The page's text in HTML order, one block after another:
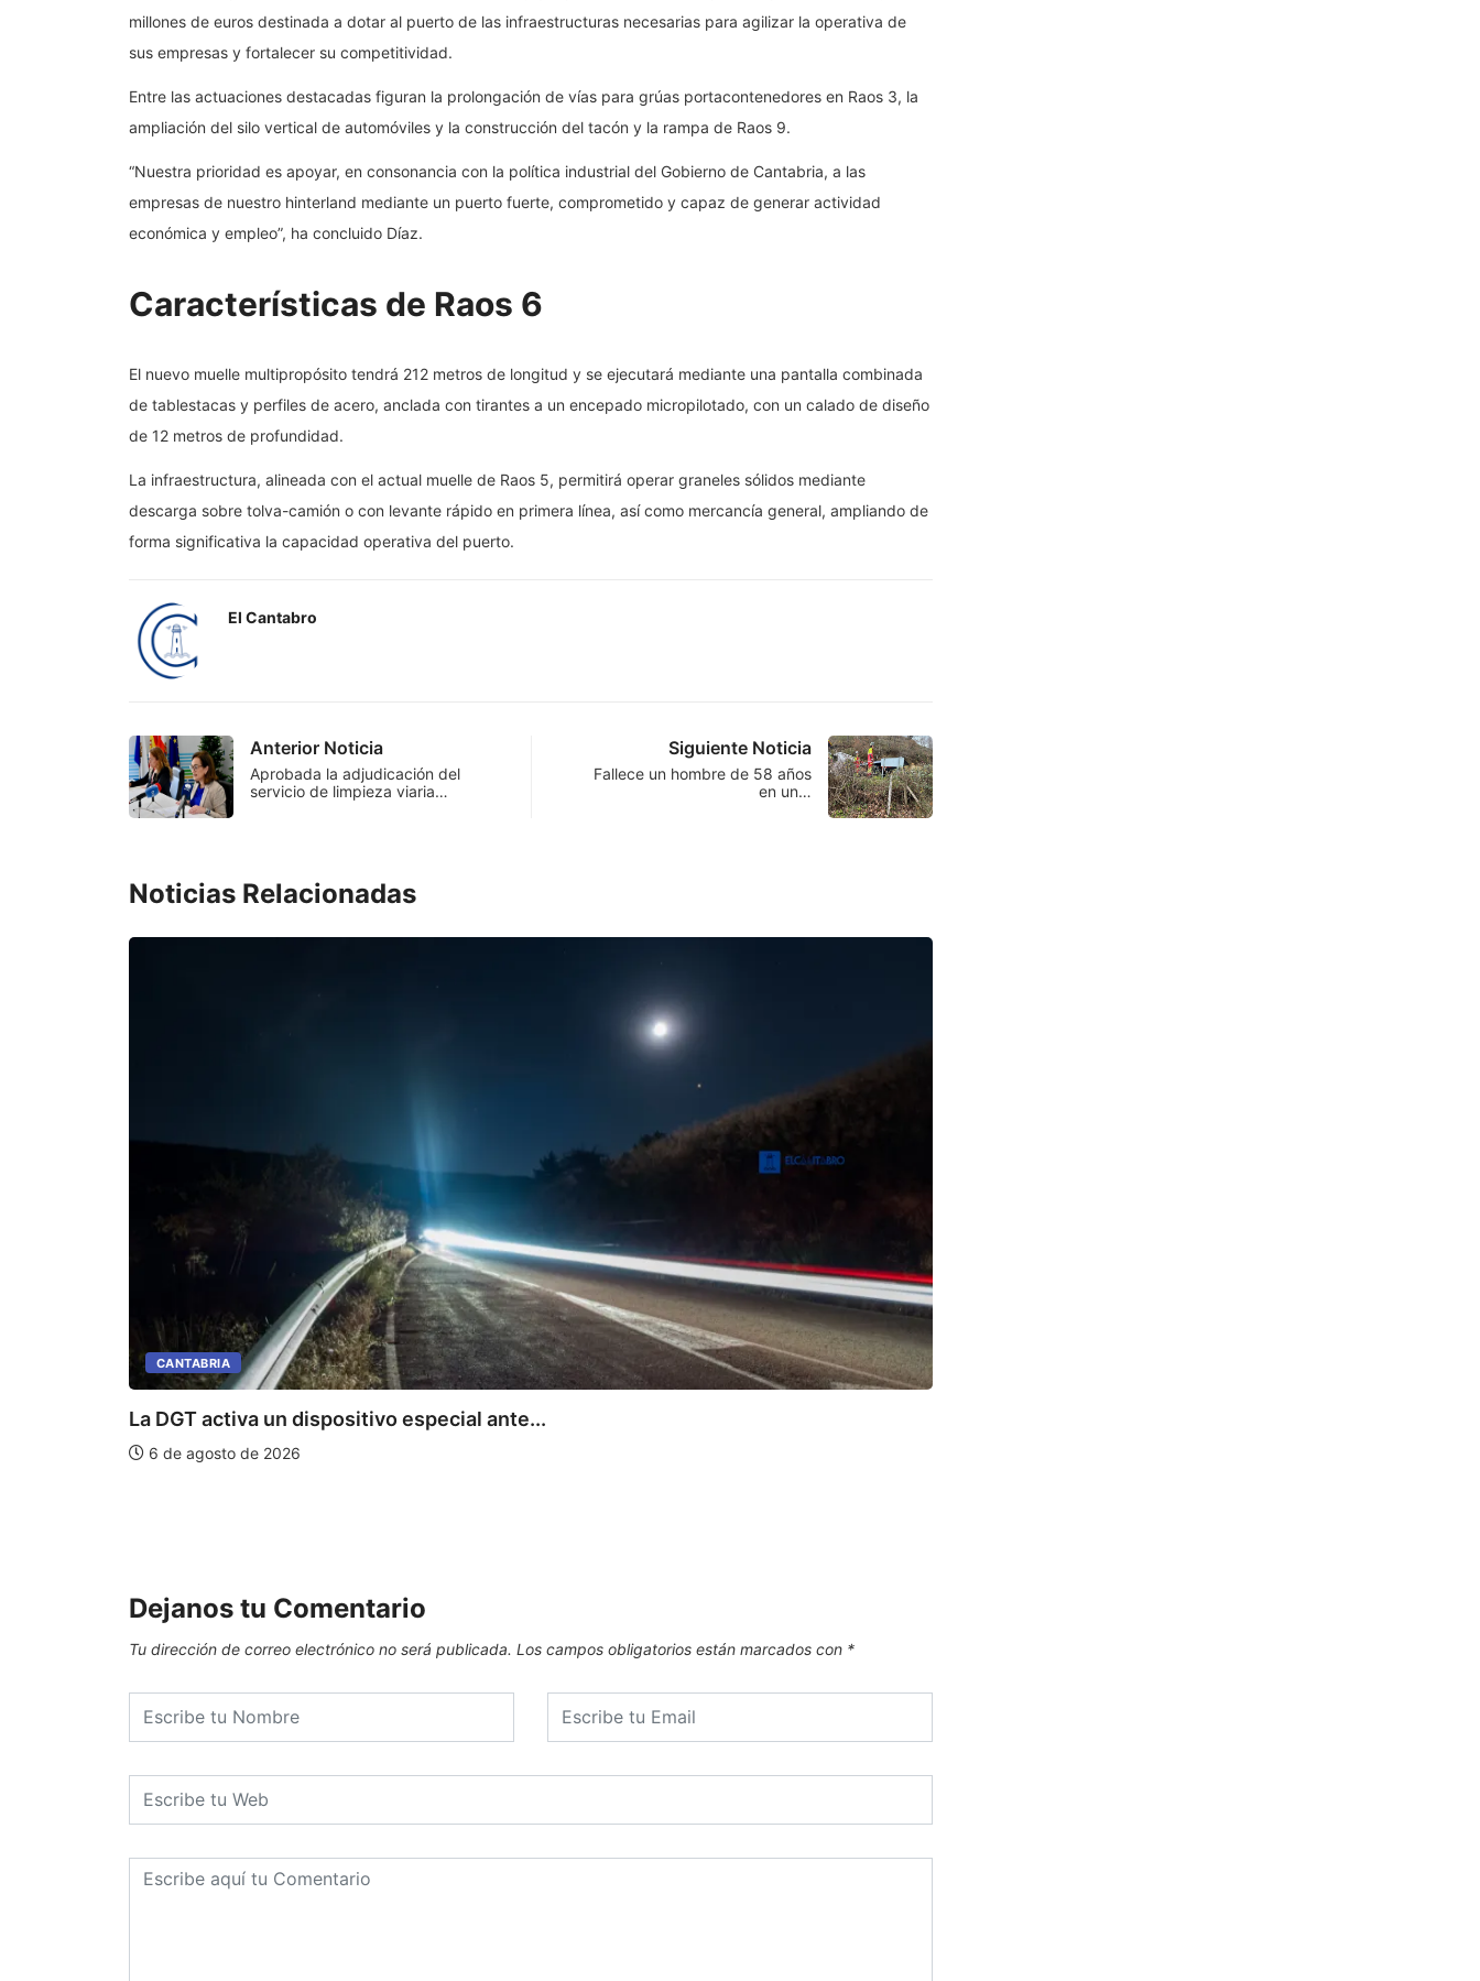
millones de euros destinada a dotar al puerto de las infraestructuras necesarias para agilizar la operativa de
sus empresas y fortalecer su competitividad.
Entre las actuaciones destacadas figuran la prolongación de vías para grúas portacontenedores en Raos 3, la
ampliación del silo vertical de automóviles y la construcción del tacón y la rampa de Raos 9.
“Nuestra prioridad es apoyar, en consonancia con la política industrial del Gobierno de Cantabria, a las
empresas de nuestro hinterland mediante un puerto fuerte, comprometido y capaz de generar actividad
económica y empleo”, ha concluido Díaz.
Características de Raos 6
El nuevo muelle multipropósito tendrá 212 metros de longitud y se ejecutará mediante una pantalla combinada
de tablestacas y perfiles de acero, anclada con tirantes a un encepado micropilotado, con un calado de diseño
de 12 metros de profundidad.
La infraestructura, alineada con el actual muelle de Raos 5, permitirá operar graneles sólidos mediante
descarga sobre tolva-camión o con levante rápido en primera línea, así como mercancía general, ampliando de
forma significativa la capacidad operativa del puerto.
El Cantabro
Anterior Noticia
Aprobada la adjudicación del
servicio de limpieza viaria…
Siguiente Noticia
Fallece un hombre de 58 años
en un…
Noticias Relacionadas
CANTABRIA
La DGT activa un dispositivo especial ante...
6 de agosto de 2026
Dejanos tu Comentario
Tu dirección de correo electrónico no será publicada. Los campos obligatorios están marcados con *